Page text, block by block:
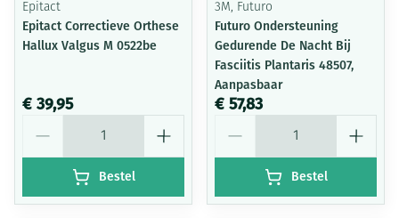
Epitact
Epitact Correctieve Orthese
Hallux Valgus M 0522be
€ 39,95
Bestel
3M, Futuro
Futuro Ondersteuning
Gedurende De Nacht Bij
Fasciitis Plantaris 48507,
Aanpasbaar
€ 57,83
Bestel